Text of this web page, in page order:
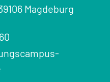
Magdeburg